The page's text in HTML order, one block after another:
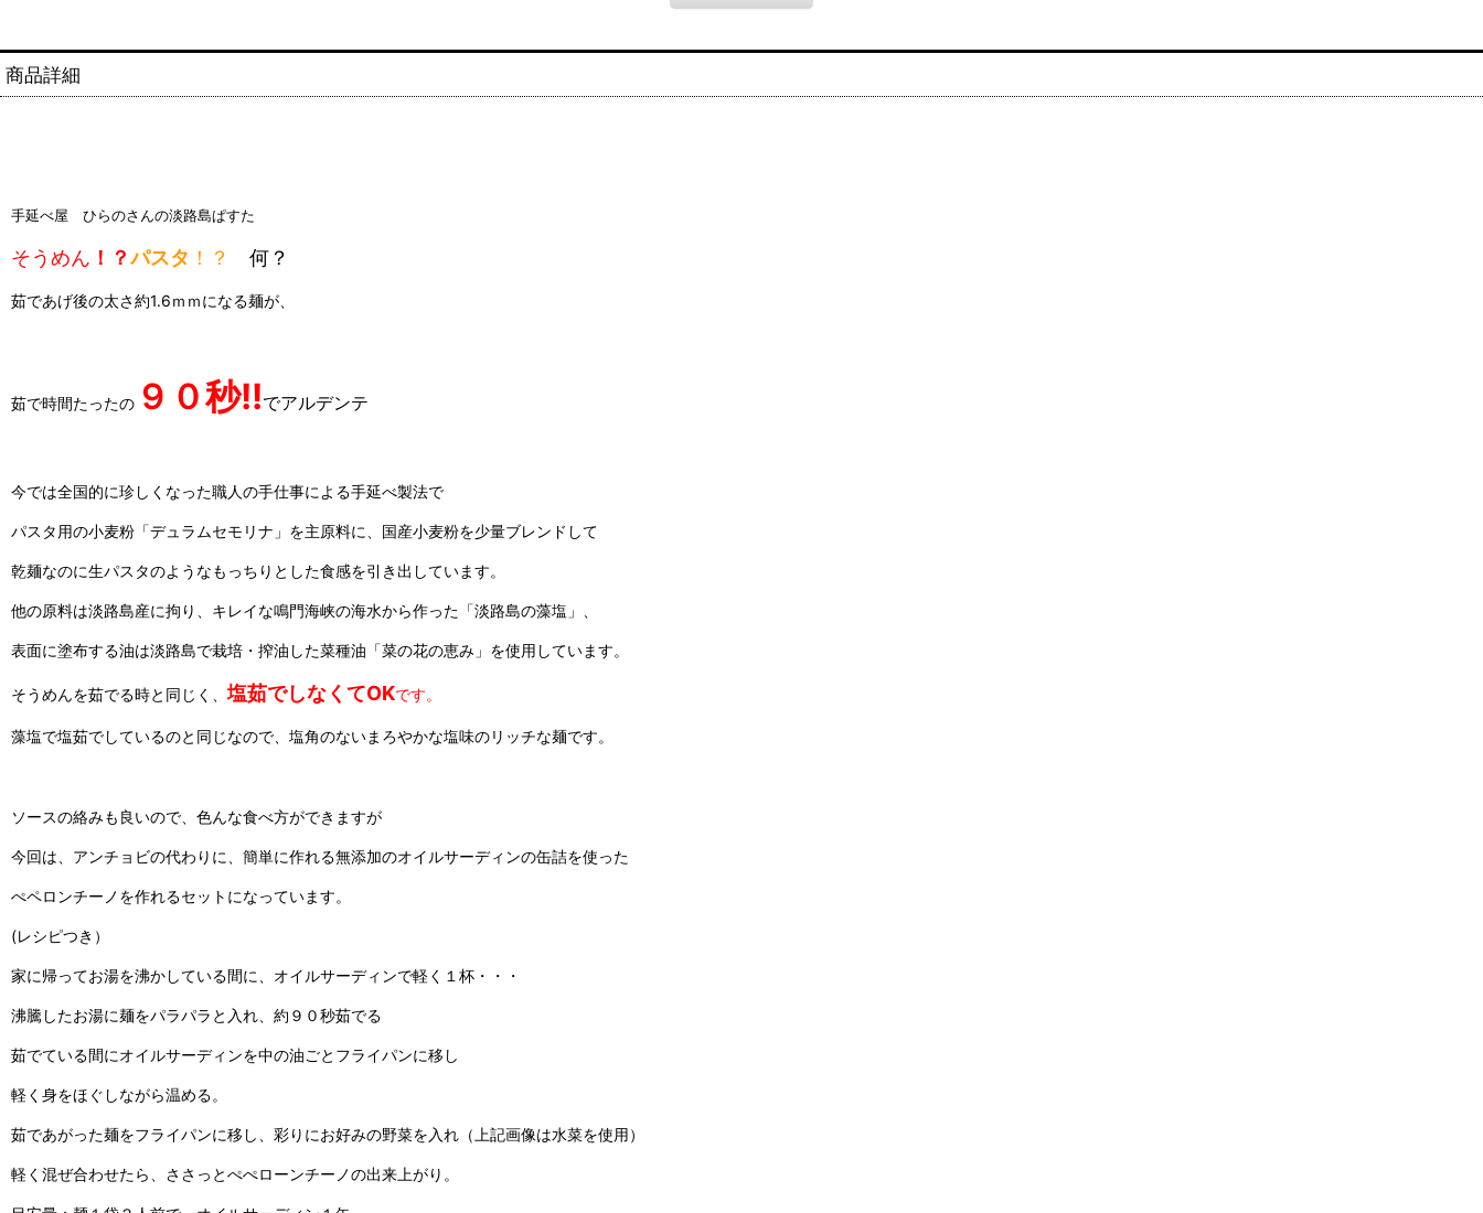
商品詳細
手延べ屋 ひらのさんの淡路島ぱすた
そうめん ！？パスタ ！？ 何？
茹であげ後の太さ約1.6ｍｍになる麺が、
茹で時間たったの ９０秒!!でアルデンテ
今では全国的に珍しくなった職人の手仕事による手延べ製法で
パスタ用の小麦粉「デュラムセモリナ」を主原料に、国産小麦粉を少量ブレンドして
乾麺なのに生パスタのようなもっちりとした食感を引き出しています。
他の原料は淡路島産に拘り、キレイな鳴門海峡の海水から作った「淡路島の藻塩」、
表面に塗布する油は淡路島で栽培・搾油した菜種油「菜の花の恵み」を使用しています。
そうめんを茹でる時と同じく、塩茹でしなくてOKです。
藻塩で塩茹でしているのと同じなので、塩角のないまろやかな塩味のリッチな麺です。
ソースの絡みも良いので、色んな食べ方ができますが
今回は、アンチョビの代わりに、簡単に作れる無添加のオイルサーディンの缶詰を使った
ぺペロンチーノを作れるセットになっています。
(レシピつき）
家に帰ってお湯を沸かしている間に、オイルサーディンで軽く１杯・・・
沸騰したお湯に麺をパラパラと入れ、約９０秒茹でる
茹でている間にオイルサーディンを中の油ごとフライパンに移し
軽く身をほぐしながら温める。
茹であがった麺をフライパンに移し、彩りにお好みの野菜を入れ（上記画像は水菜を使用）
軽く混ぜ合わせたら、ささっとぺぺローンチーノの出来上がり。